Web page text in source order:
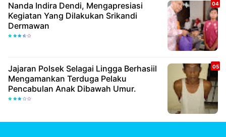
Nanda Indira Dendi, Mengapresiasi
Kegiatan Yang Dilakukan Srikandi
Dermawan
Jajaran Polsek Selagai Lingga Berhasiil
Mengamankan Terduga Pelaku
Pencabulan Anak Dibawah Umur.